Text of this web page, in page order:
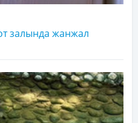
залында жанжал